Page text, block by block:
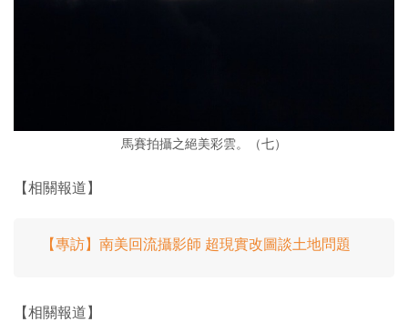
馬賽拍攝之絕美彩雲。（七）
【相關報道】
【專訪】南美回流攝影師 超現實改圖談土地問題
【相關報道】